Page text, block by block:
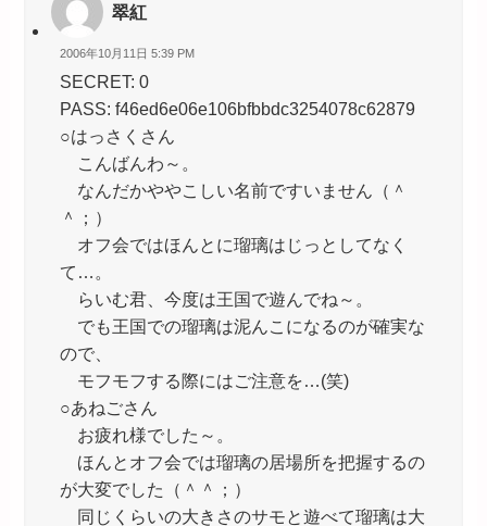
翠紅
2006年10月11日 5:39 PM
SECRET: 0
PASS: f46ed6e06e106bfbbdc3254078c62879
○はっさくさん
こんばんわ～。
なんだかややこしい名前ですいません（＾
＾；）
オフ会ではほんとに瑠璃はじっとしてなく
て…。
らいむ君、今度は王国で遊んでね～。
でも王国での瑠璃は泥んこになるのが確実な
ので、
モフモフする際にはご注意を…(笑)
○あねごさん
お疲れ様でした～。
ほんとオフ会では瑠璃の居場所を把握するの
が大変でした（＾＾；）
同じくらいの大きさのサモと遊べて瑠璃は大